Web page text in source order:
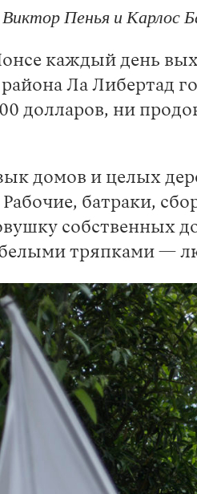
Пенья и Карлос
каждый день
района Ла Либертад
долларов, ни
домов и целых
батраки,
собственных
белыми тряпками —